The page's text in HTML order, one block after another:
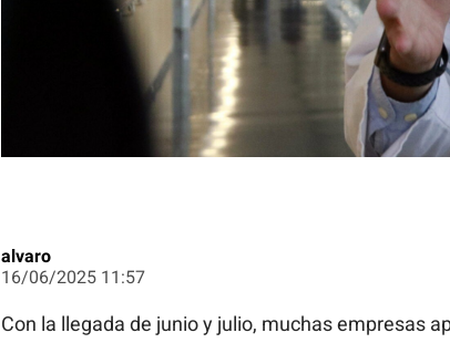
alvaro
16/06/2025 11:57
Con la llegada de junio y julio, muchas empresas